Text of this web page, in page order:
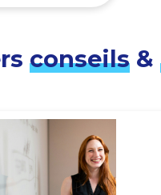
conseils &